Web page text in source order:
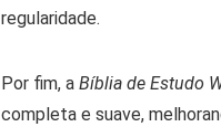
regularidade.
Por fim, a Bíblia de Estudo
completa e suave,